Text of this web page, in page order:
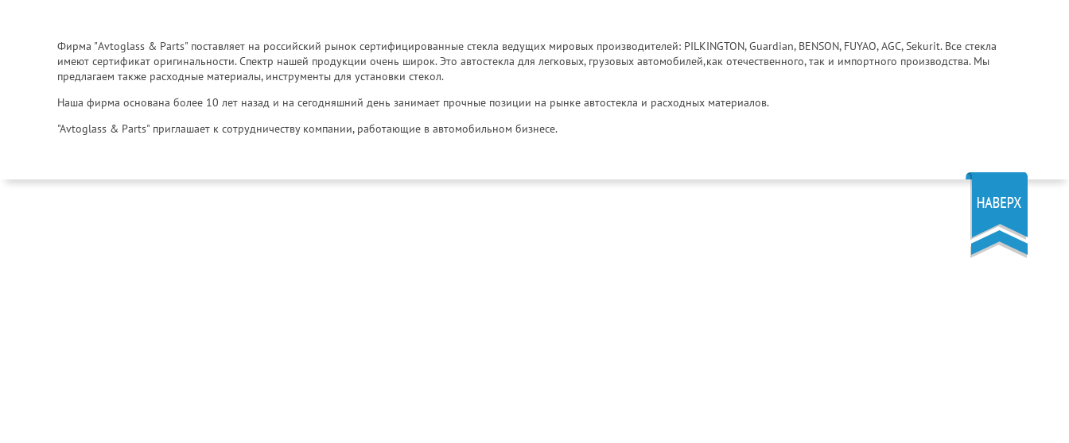
Фирма "Avtoglass & Parts" поставляет на российский рынок сертифицированные стекла ведущих мировых производителей: PILKINGTON, Guardian, BENSON, FUYAO, AGC, Sekurit. Все стекла
имеют сертификат оригинальности. Спектр нашей продукции очень широк. Это автостекла для легковых, грузовых автомобилей,как отечественного, так и импортного производства. Мы
предлагаем также расходные материалы, инструменты для установки стекол.
Наша фирма основана более 10 лет назад и на сегодняшний день занимает прочные позиции на рынке автостекла и расходных материалов.
"Avtoglass & Parts" приглашает к сотрудничеству компании, работающие в автомобильном бизнесе.